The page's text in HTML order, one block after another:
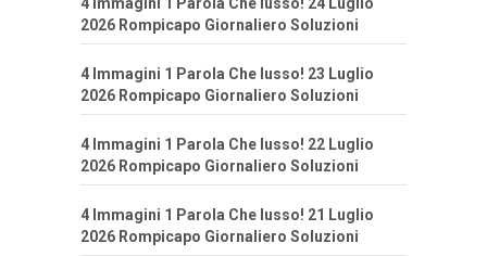
4 Immagini 1 Parola Che lusso! 24 Luglio
2026 Rompicapo Giornaliero Soluzioni
4 Immagini 1 Parola Che lusso! 23 Luglio
2026 Rompicapo Giornaliero Soluzioni
4 Immagini 1 Parola Che lusso! 22 Luglio
2026 Rompicapo Giornaliero Soluzioni
4 Immagini 1 Parola Che lusso! 21 Luglio
2026 Rompicapo Giornaliero Soluzioni